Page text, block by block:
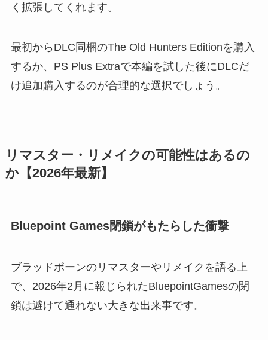
く拡張してくれます。
最初からDLC同梱のThe Old Hunters Editionを購入
するか、PS Plus Extraで本編を試した後にDLCだ
け追加購入するのが合理的な選択でしょう。
リマスター・リメイクの可能性はあるの
か【2026年最新】
Bluepoint Games閉鎖がもたらした衝撃
ブラッドボーンのリマスターやリメイクを語る上
で、2026年2月に報じられたBluepointGamesの閉
鎖は避けて通れない大きな出来事です。